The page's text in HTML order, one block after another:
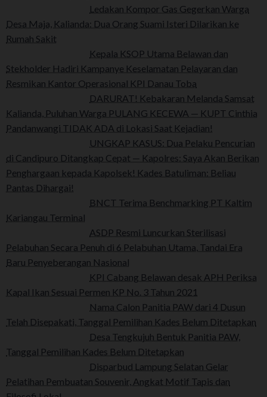
Ledakan Kompor Gas Gegerkan Warga
Desa Maja, Kalianda: Dua Orang Suami Isteri Dilarikan ke
Rumah Sakit
Kepala KSOP Utama Belawan dan
Stekholder Hadiri Kampanye Keselamatan Pelayaran dan
Resmikan Kantor Operasional KPI Danau Toba
DARURAT! Kebakaran Melanda Samsat
Kalianda, Puluhan Warga PULANG KECEWA — KUPT Cinthia
Pandanwangi TIDAK ADA di Lokasi Saat Kejadian!
UNGKAP KASUS: Dua Pelaku Pencurian
di Candipuro Ditangkap Cepat — Kapolres: Saya Akan Berikan
Penghargaan kepada Kapolsek! Kades Batuliman: Beliau
Pantas Dihargai!
BNCT Terima Benchmarking PT Kaltim
Kariangau Terminal
ASDP Resmi Luncurkan Sterilisasi
Pelabuhan Secara Penuh di 6 Pelabuhan Utama, Tandai Era
Baru Penyeberangan Nasional
KPI Cabang Belawan desak APH Periksa
Kapal Ikan Sesuai Permen KP No. 3 Tahun 2021
Nama Calon Panitia PAW dari 4 Dusun
Telah Disepakati, Tanggal Pemilihan Kades Belum Ditetapkan
Desa Tengkujuh Bentuk Panitia PAW,
Tanggal Pemilihan Kades Belum Ditetapkan
Disparbud Lampung Selatan Gelar
Pelatihan Pembuatan Souvenir, Angkat Motif Tapis dan